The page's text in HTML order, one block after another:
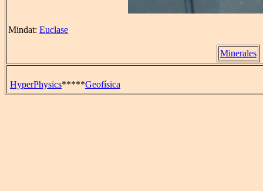
Mindat: Euclase
Minerales
HyperPhysics*****Geofísica